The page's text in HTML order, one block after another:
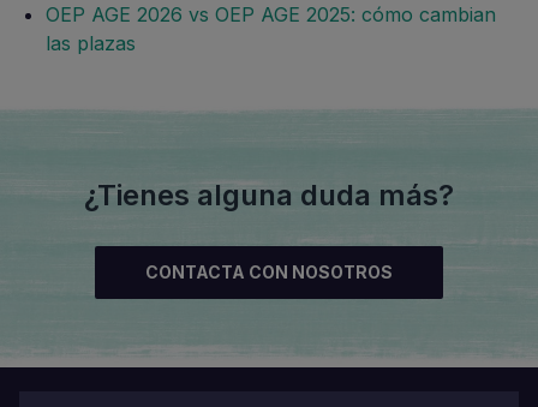
OEP AGE 2026 vs OEP AGE 2025: cómo cambian
las plazas
¿Tienes alguna duda más?
CONTACTA CON NOSOTROS